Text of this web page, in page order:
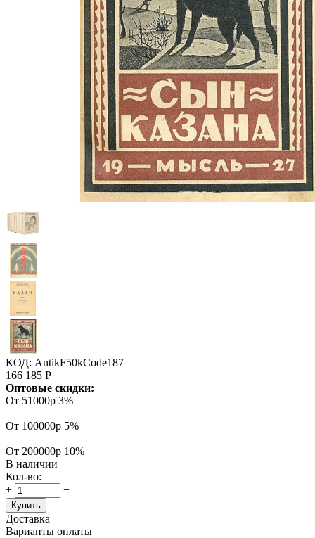
КОД: AntikF50kCode187
166 185 Р
Оптовые скидки:
От 51000р 3%
От 100000р 5%
От 200000р 10%
В наличии
Кол-во:
+
−
Купить
Доставка
Варианты оплаты